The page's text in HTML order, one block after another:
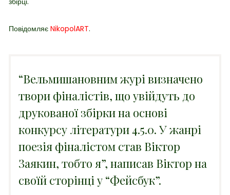
Повідомляє NikopolART.
“Вельмишановним журі визначено
твори фіналістів, що увійдуть до
друкованої збірки на основі
конкурсу літератури 4.5.0. У жанрі
поезія фіналістом став Віктор
Заякин, тобто я”, написав Віктор на
своїй сторінці у “Фейсбук”.